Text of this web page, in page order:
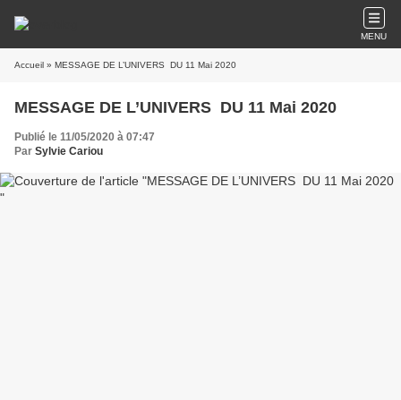
MENU
Accueil » MESSAGE DE L’UNIVERS DU 11 Mai 2020 ​​​​​​​
MESSAGE DE L’UNIVERS DU 11 Mai 2020 ​​​​​​​
Publié le 11/05/2020 à 07:47
Par Sylvie Cariou